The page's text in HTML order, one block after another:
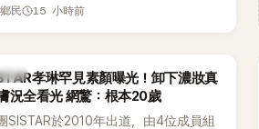
民 15 小時前
孝琳罕見素顏曝光！卸下濃妝真
況全看光 網驚：根本20歲
SISTAR於2010年出道，由4位成員組